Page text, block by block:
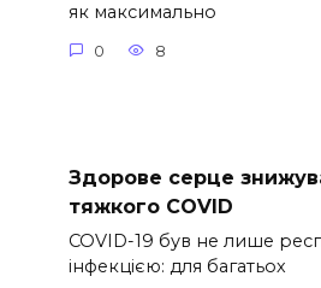
як максимально
0 8
Здорове серце
тяжкого COVID
COVID-19 був не лише
інфекцією: для багатьох